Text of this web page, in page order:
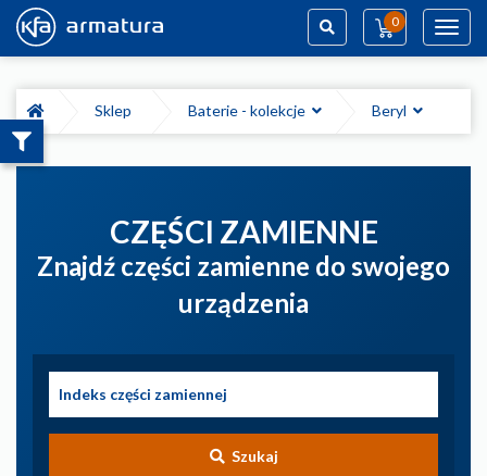
0
Sklep
Baterie - kolekcje Beryl
CZĘŚCI ZAMIENNE
Znajdź części zamienne do swojego
urządzenia
Szukaj